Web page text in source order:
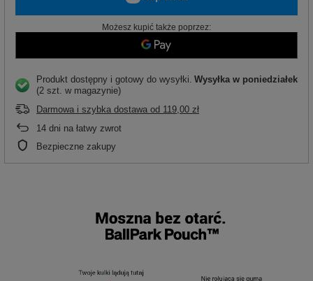
Możesz kupić także poprzez:
Produkt dostępny i gotowy do wysyłki Wysyłka w poniedziałek
(2 szt. w magazynie)
Darmowa i szybka dostawa od 119,00 zł
14 dni na łatwy zwrot
Bezpieczne zakupy